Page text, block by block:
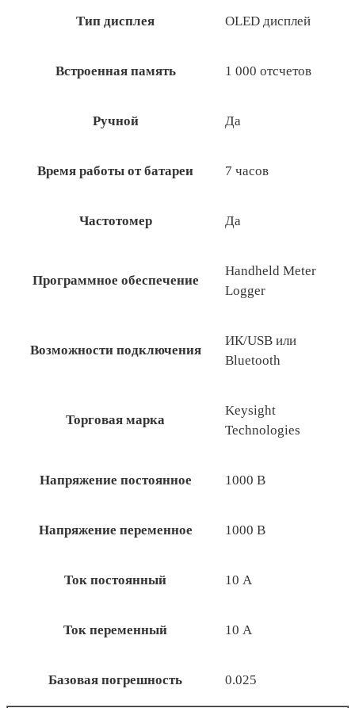
Тип дисплея OLED дисплей
Встроенная память 1 000 отсчетов
Ручной Да
Время работы от батареи 7 часов
Частотомер Да
Программное обеспечение
Handheld Meter
Logger
Возможности подключения
ИК/USB или
Bluetooth
Торговая марка
Keysight
Technologies
Напряжение постоянное 1000 В
Напряжение переменное 1000 В
Ток постоянный 10 А
Ток переменный 10 А
Базовая погрешность 0.025